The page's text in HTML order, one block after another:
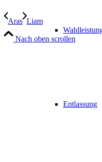
Entlassung
Aras Liam
Nach oben scrollen